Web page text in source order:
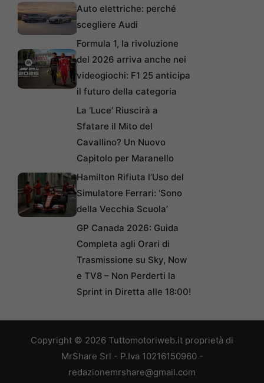
Auto elettriche: perché
scegliere Audi
Formula 1, la rivoluzione
del 2026 arriva anche nei
videogiochi: F1 25 anticipa
il futuro della categoria
La ‘Luce’ Riuscirà a
Sfatare il Mito del
Cavallino? Un Nuovo
Capitolo per Maranello
Hamilton Rifiuta l’Uso del
Simulatore Ferrari: ‘Sono
della Vecchia Scuola’
GP Canada 2026: Guida
Completa agli Orari di
Trasmissione su Sky, Now
e TV8 – Non Perderti la
Sprint in Diretta alle 18:00!
Copyright © 2026 Tuttomotoriweb.it proprietà di
MrShare Srl - P.Iva 10216150960 -
redazionemrshare@gmail.com